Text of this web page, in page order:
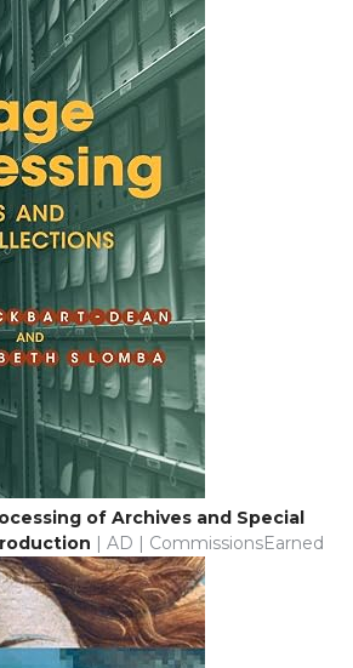
of Archives and Special
| AD | CommissionsEarned